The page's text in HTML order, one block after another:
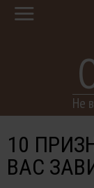
Не
10
ВАС